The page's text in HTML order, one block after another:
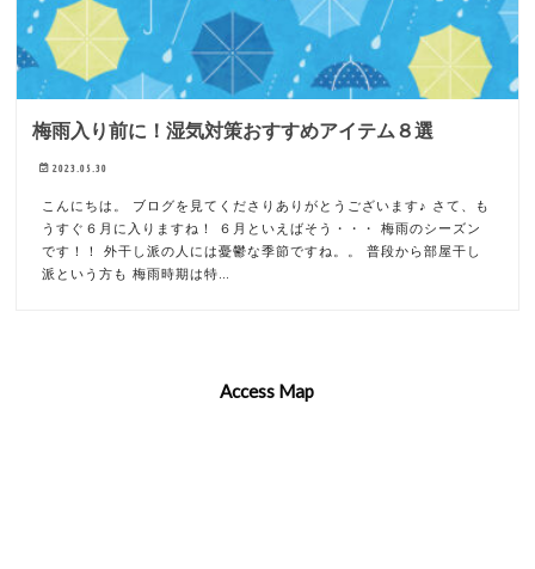
梅雨入り前に！湿気対策おすすめアイテム８選
2023.05.30
こんにちは。 ブログを見てくださりありがとうございます♪ さて、も
うすぐ６月に入りますね！ ６月といえばそう・・・ 梅雨のシーズン
です！！ 外干し派の人には憂鬱な季節ですね。。 普段から部屋干し
派という方も 梅雨時期は特…
Access Map